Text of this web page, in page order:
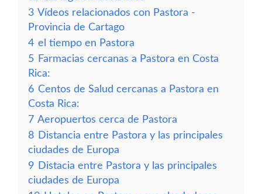
3 Vídeos relacionados con Pastora -
Provincia de Cartago
4 el tiempo en Pastora
5 Farmacias cercanas a Pastora en Costa
Rica:
6 Centos de Salud cercanas a Pastora en
Costa Rica:
7 Aeropuertos cerca de Pastora
8 Distancia entre Pastora y las principales
ciudades de Europa
9 Distacia entre Pastora y las principales
ciudades de Europa